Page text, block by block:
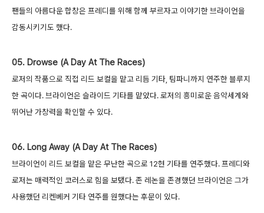
팬들의 아름다운 합창은 프레디를 위해 함께 부르자고 이야기한 브라이언을
감동시키기도 했다.
05. Drowse (A Day At The Races)
로저의 작품으로 직접 리드 보컬을 맡고 리듬 기타, 팀파니까지 연주한 블루지
한 곡이다. 브라이언은 슬라이드 기타를 맡았다. 로저의 흥미로운 음악세계와
뛰어난 가창력을 확인할 수 있다.
06. Long Away (A Day At The Races)
브라이언이 리드 보컬을 맡은 무난한 곡으로 12현 기타를 연주했다. 프레디와
로저는 매력적인 코러스로 힘을 보탰다. 존 레논을 존경했던 브라이언은 그가
사용했던 리켄베커 기타 연주를 원했다는 후문이 있다.